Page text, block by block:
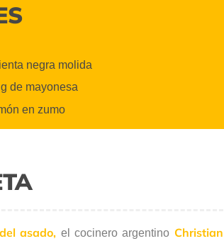
negra molida
de mayonesa
en zumo
asado, el cocinero argentino Christian